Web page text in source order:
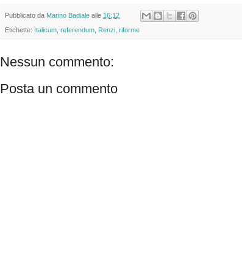
Pubblicato da Marino Badiale alle 16:12
Etichette: Italicum referendum Renzi riforme
Nessun commento:
Posta un commento